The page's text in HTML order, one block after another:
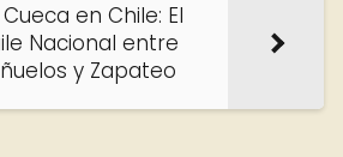
Cueca en Chile: El
Nacional entre
y Zapateo